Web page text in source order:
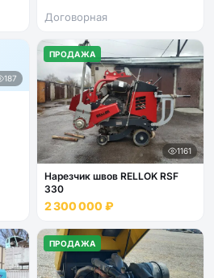
Договорная
187
ПРОДАЖА
1161
Нарезчик швов RELLOK RSF
330
2 300 000 ₽
ПРОДАЖА